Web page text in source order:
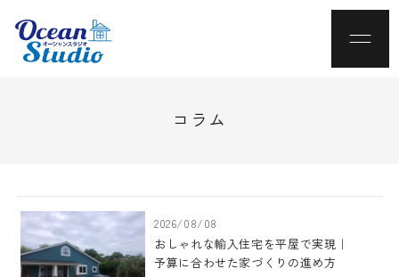
コラム
2026/08/08
おしゃれな輸入住宅を平屋で実現｜
予算に合わせた家づくりの進め方